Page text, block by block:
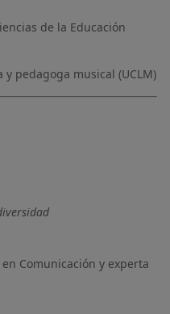
de la Educación
y pedagoga musical (UCLM)
Comunicación y experta